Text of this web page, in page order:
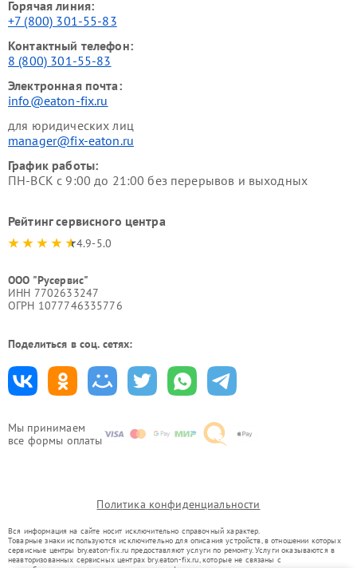
Мы принимаем
все формы оплаты
Горячая линия:
+7 (800) 301-55-83
Контактный телефон:
8 (800) 301-55-83
Электронная почта:
info@eaton-fix.ru
для юридических лиц
manager@fix-eaton.ru
График работы:
ПН-ВСК с 9:00 до 21:00 без перерывов и выходных
Рейтинг сервисного центра
4.9-5.0
ООО "Русервис"
ИНН 7702633247
ОГРН 1077746335776
Поделиться в соц. сетях:
Политика конфиденциальности
Вся информация на сайте носит исключительно справочный характер.
Товарные знаки используются исключительно для описания устройств, в отношении которых
сервисные центры bry.eaton-fix.ru предоставляют услуги по ремонту. Услуги оказываются в
неавторизованных сервисных центрах bry.eaton-fix.ru, которые не связаны с